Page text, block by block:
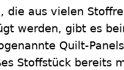
die aus vielen
werden, gibt es
Quilt-
Stoffstück bereits